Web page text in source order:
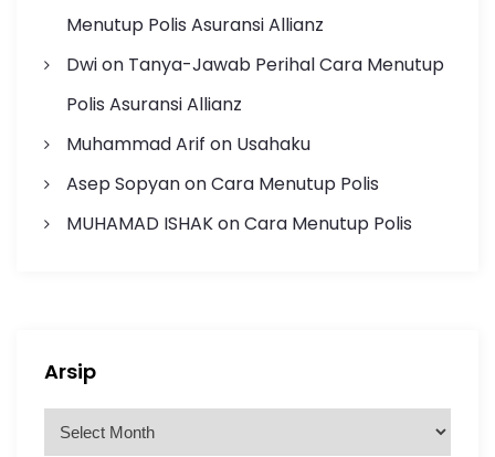
Menutup Polis Asuransi Allianz
Dwion Tanya-Jawab Perihal Cara Menutup
Polis Asuransi Allianz
Muhammad Arif on Usahaku
Asep SopyanonCara Menutup Polis
MUHAMAD ISHAKonCara Menutup Polis
Arsip